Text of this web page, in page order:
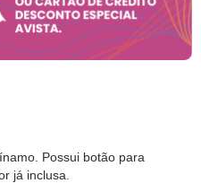
Possui botão para
já inclusa.